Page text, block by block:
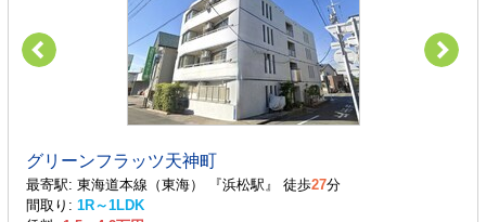
グリーンフラッツ天神町
最寄駅: 東海道本線（東海） 『浜松駅』 徒歩27分
間取り: 1R～1LDK